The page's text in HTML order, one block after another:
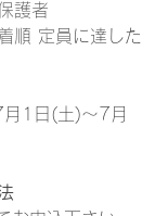
護者
順 定員に達した
1日(土)～7月